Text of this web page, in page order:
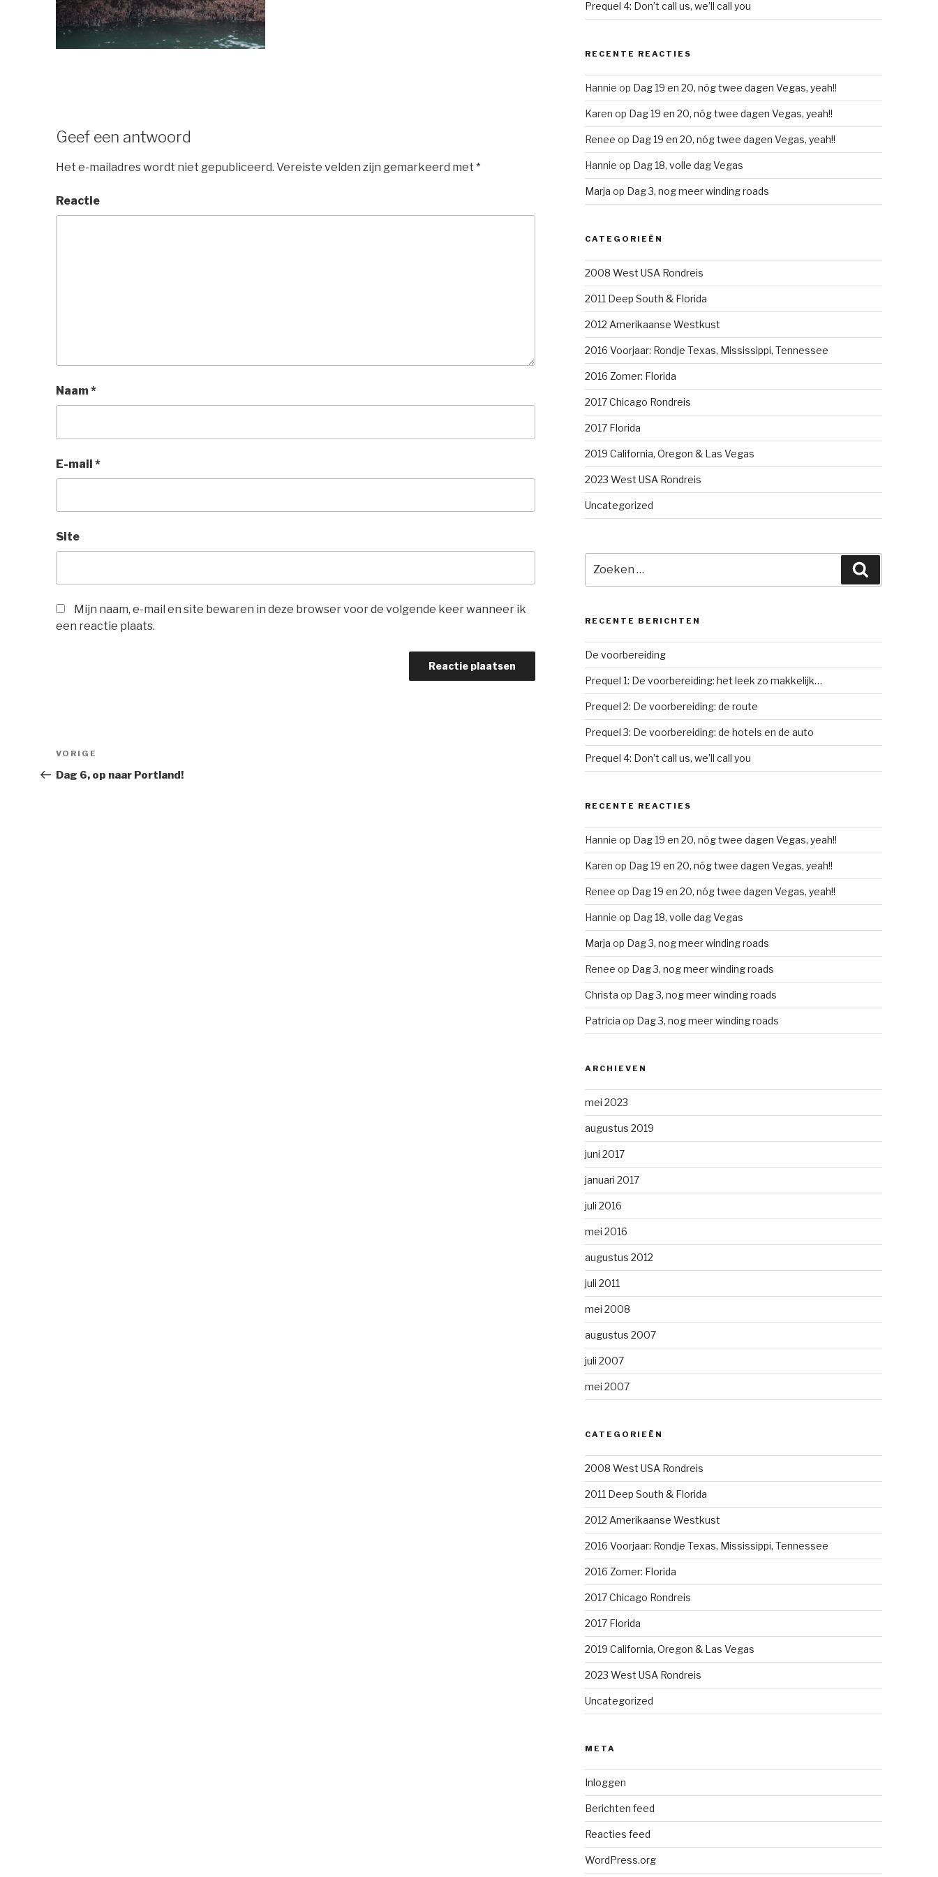
Geef een antwoord
Het e-mailadres wordt niet gepubliceerd. Vereiste velden zijn gemarkeerd met *
Reactie
Naam*
E-mail *
Site
Mijn naam, e-mail en site bewaren in deze browser voor de volgende keer wanneer ik
een reactie plaats.
Bericht
navigatie
Vorig
bericht
VORIGE
Dag 6, op naar Portland!
Prequel 4: Don’t call us, we’ll call you
RECENTE REACTIES
Hannie op Dag 19 en 20, nóg twee dagen Vegas, yeah!!
Karen op Dag 19 en 20, nóg twee dagen Vegas, yeah!!
Renee op Dag 19 en 20, nóg twee dagen Vegas, yeah!!
Hannie op Dag 18, volle dag Vegas
Marja op Dag 3, nog meer winding roads
CATEGORIEËN
2008 West USA Rondreis
2011 Deep South & Florida
2012 Amerikaanse Westkust
2016 Voorjaar: Rondje Texas, Mississippi, Tennessee
2016 Zomer: Florida
2017 Chicago Rondreis
2017 Florida
2019 California, Oregon & Las Vegas
2023 West USA Rondreis
Uncategorized
naar:
RECENTE BERICHTEN
De voorbereiding
Prequel 1: De voorbereiding: het leek zo makkelijk…
Prequel 2: De voorbereiding: de route
Prequel 3: De voorbereiding: de hotels en de auto
Prequel 4: Don’t call us, we’ll call you
RECENTE REACTIES
Hannie op Dag 19 en 20, nóg twee dagen Vegas, yeah!!
Karen op Dag 19 en 20, nóg twee dagen Vegas, yeah!!
Renee op Dag 19 en 20, nóg twee dagen Vegas, yeah!!
Hannie op Dag 18, volle dag Vegas
Marja op Dag 3, nog meer winding roads
Renee op Dag 3, nog meer winding roads
Christa op Dag 3, nog meer winding roads
Patricia op Dag 3, nog meer winding roads
ARCHIEVEN
mei 2023
augustus 2019
juni 2017
januari 2017
juli 2016
mei 2016
augustus 2012
juli 2011
mei 2008
augustus 2007
juli 2007
mei 2007
CATEGORIEËN
2008 West USA Rondreis
2011 Deep South & Florida
2012 Amerikaanse Westkust
2016 Voorjaar: Rondje Texas, Mississippi, Tennessee
2016 Zomer: Florida
2017 Chicago Rondreis
2017 Florida
2019 California, Oregon & Las Vegas
2023 West USA Rondreis
Uncategorized
META
Inloggen
Berichten feed
Reacties feed
WordPress.org